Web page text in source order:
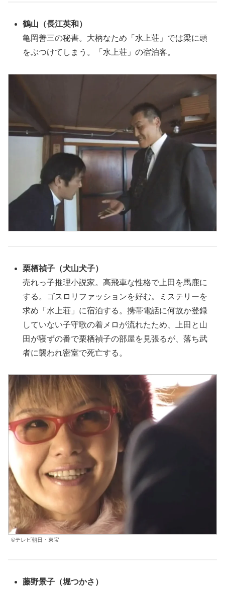
鶴山 （長江英和 ）
亀岡善三の秘書。大柄なため「水上荘」では梁に頭
をぶつけてしまう。「水上荘」の宿泊客。
栗栖禎子 （犬山犬子）
売れっ子推理小説家。高飛車な性格で上田を馬鹿に
する。ゴスロリファッションを好む。ミステリーを
求め「水上荘」に宿泊する。携帯電話に何故か登録
していない子守歌の着メロが流れたため、上田と山
田が寝ずの番で栗栖禎子の部屋を見張るが、落ち武
者に襲われ密室で死亡する。
©テレビ朝日・東宝
藤野景子 （堀つかさ）